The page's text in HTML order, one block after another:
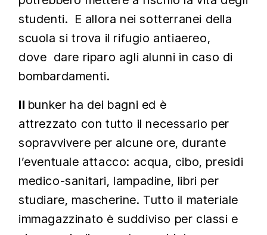
studenti. E allora nei sotterranei della
scuola si trova il rifugio antiaereo,
dove dare riparo agli alunni in caso di
bombardamenti.
Il bunker ha dei bagni ed è
attrezzato con tutto il necessario per
sopravvivere per alcune ore, durante
l’eventuale attacco: acqua, cibo, presidi
medico-sanitari, lampadine, libri per
studiare, mascherine. Tutto il materiale
immagazzinato è suddiviso per classi e